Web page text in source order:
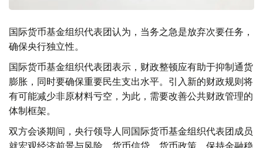
国际货币基金组织代表团认为，当务之急是放弃次要任务，
确保央行独立性。
国际货币基金组织代表团表示，财政整顿应有助于抑制通货
膨胀，同时要确保重要民生支出水平。引入新的财政规则将
有可能减少非原材料亏空，为此，需要改善公共财政管理的
体制框架。
双方会谈期间，央行领导人同国际货币基金组织代表团成员